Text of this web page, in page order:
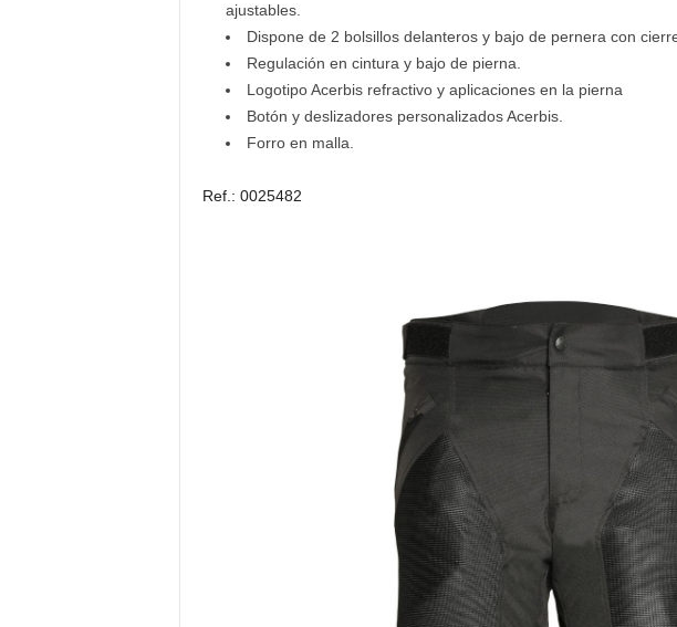
ajustables.
Dispone de 2 bolsillos delanteros y bajo de pernera con
Regulación en cintura y bajo de pierna.
Logotipo Acerbis refractivo y aplicaciones en la pierna
Botón y deslizadores personalizados Acerbis.
Forro en malla.
Ref.: 0025482